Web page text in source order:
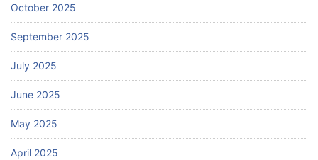
October 2025
September 2025
July 2025
June 2025
May 2025
April 2025